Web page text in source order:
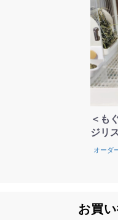
＜も
ジリ
オーダ
お買